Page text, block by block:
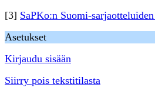
[3] SaPKo:n Suomi-
Asetukset
Kirjaudu sisään
Siirry pois tekstitilasta